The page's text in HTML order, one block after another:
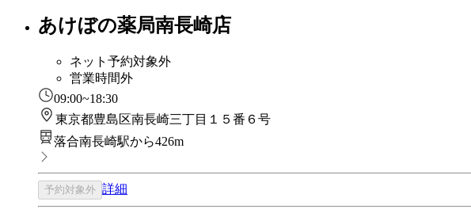
あけぼの薬局南長崎店
ネット予約対象外
営業時間外
09:00~18:30
東京都豊島区南長崎三丁目１５番６号
落合南長崎駅から426m
予約対象外 詳細